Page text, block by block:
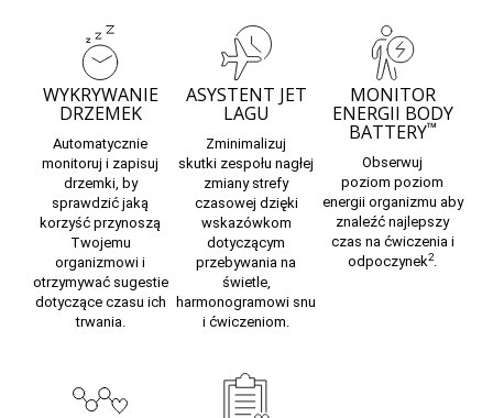
WYKRYWANIE
DRZEMEK
Automatycznie
monitoruj i zapisuj
drzemki, by
sprawdzić jaką
korzyść przynoszą
Twojemu
organizmowi i
otrzymywać sugestie
dotyczące czasu ich
trwania.
ASYSTENT JET
LAGU
Zminimalizuj
skutki zespołu nagłej
zmiany strefy
czasowej dzięki
wskazówkom
dotyczącym
przebywania na
świetle,
harmonogramowi snu
i ćwiczeniom.
MONITOR
ENERGII BODY
BATTERY™
Obserwuj
poziompoziom
energii organizmu aby
znaleźć najlepszy
czas na ćwiczenia i
odpoczynek2.